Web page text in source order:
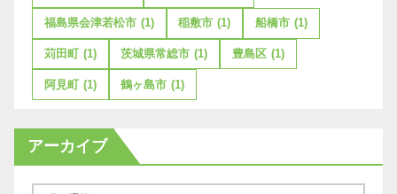
福島県会津若松市 (1) 稲敷市 (1) 船橋市 (1)
苅田町 (1) 茨城県常総市 (1) 豊島区 (1)
阿見町 (1) 鶴ヶ島市 (1)
アーカイブ